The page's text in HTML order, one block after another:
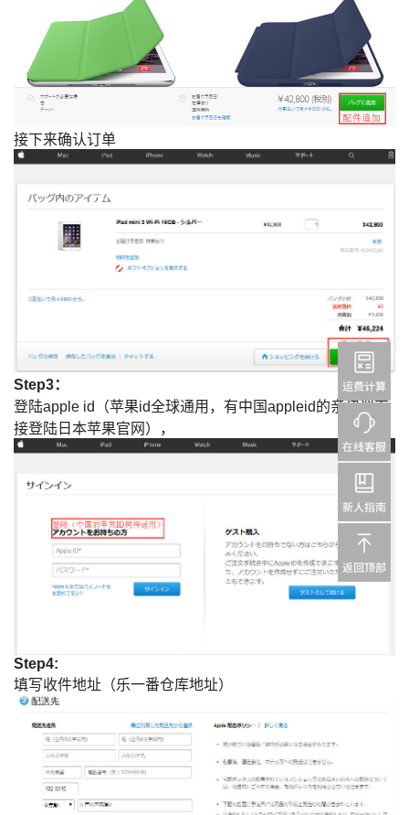
接下来确认订单
Step3：
登陆apple id （苹果id全球通用，有中国appleid的亲建议直
接登陆日本苹果官网），
Step4:
填写收件地址（乐一番仓库地址）